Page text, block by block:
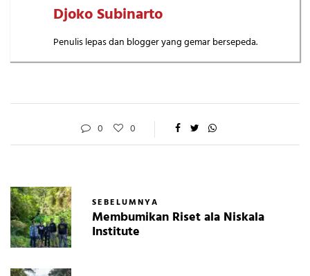
Djoko Subinarto
Penulis lepas dan blogger yang gemar bersepeda.
0 0
SEBELUMNYA
Membumikan Riset ala Niskala
Institute